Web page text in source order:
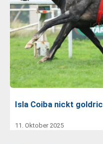
Isla Coiba nickt
11. Oktober 2025